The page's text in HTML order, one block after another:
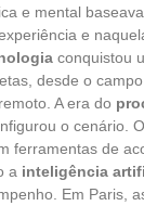
e mental
e
conquistou
desde o
A era do
o cenário.
ferramentas de
a inteligência
Em Paris,